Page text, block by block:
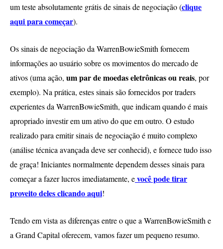
um teste absolutamente grátis de sinais de negociação (clique
aqui para começar).
Os sinais de negociação da WarrenBowieSmith fornecem
informações ao usuário sobre os movimentos do mercado de
ativos (uma ação, um par de moedas eletrônicas ou reais, por
exemplo). Na prática, estes sinais são fornecidos por traders
experientes da WarrenBowieSmith, que indicam quando é mais
apropriado investir em um ativo do que em outro. O estudo
realizado para emitir sinais de negociação é muito complexo
(análise técnica avançada deve ser conhecid), e fornece tudo isso
de graça! Iniciantes normalmente dependem desses sinais para
começar a fazer lucros imediatamente, evocê pode tirar
proveito deles clicando aqui!
Tendo em vista as diferenças entre o que a WarrenBowieSmith e
a Grand Capital oferecem, vamos fazer um pequeno resumo.